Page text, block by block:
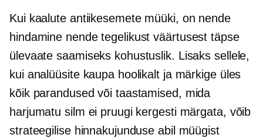
Kui kaalute antiikesemete müüki, on nende
hindamine nende tegelikust väärtusest täpse
ülevaate saamiseks kohustuslik. Lisaks sellele,
kui analüüsite kaupa hoolikalt ja märkige üles
kõik parandused või taastamised, mida
harjumatu silm ei pruugi kergesti märgata, võib
strateegilise hinnakujunduse abil müügist